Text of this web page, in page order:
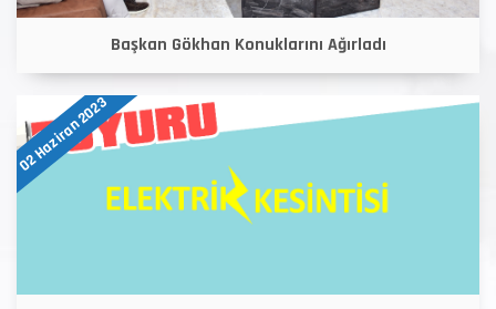
Başkan Gökhan Konuklarını Ağırladı
02 Haziran 2023